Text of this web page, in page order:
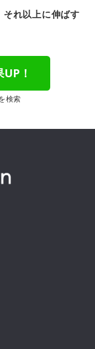
れ以上に伸ばす
！
検索